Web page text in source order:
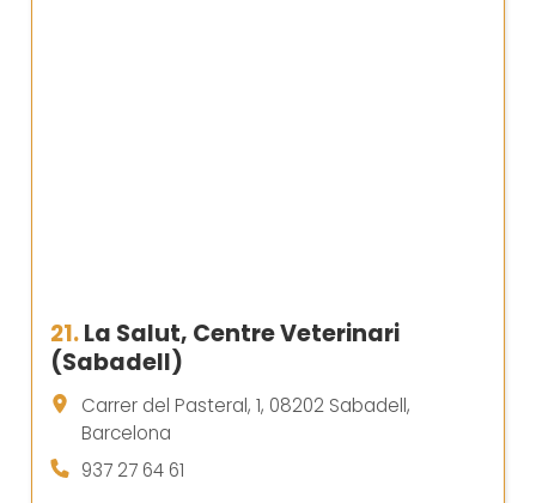
21.La Salut, Centre Veterinari
(Sabadell)
Carrer del Pasteral, 1, 08202 Sabadell,
Barcelona
937 27 64 61